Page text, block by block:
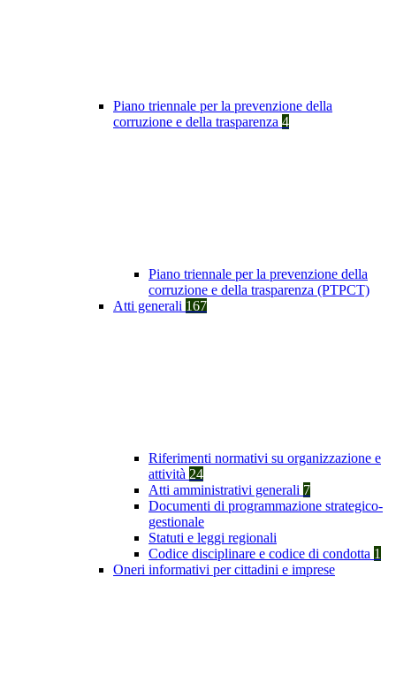
Piano triennale per la prevenzione della
corruzione e della trasparenza 4
Piano triennale per la prevenzione della
corruzione e della trasparenza (PTPCT)
Atti generali 167
Riferimenti normativi su organizzazione e
attività 24
Atti amministrativi generali 7
Documenti di programmazione strategico-
gestionale
Statuti e leggi regionali
Codice disciplinare e codice di condotta 1
Oneri informativi per cittadini e imprese